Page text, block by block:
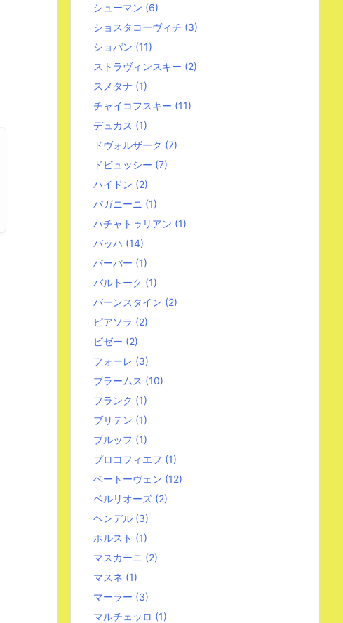
シューマン (6)
ショスタコーヴィチ (3)
ショパン (11)
ストラヴィンスキー (2)
スメタナ (1)
チャイコフスキー (11)
デュカス (1)
ドヴォルザーク (7)
ドビュッシー (7)
ハイドン (2)
パガニーニ (1)
ハチャトゥリアン (1)
バッハ (14)
バーバー (1)
バルトーク (1)
バーンスタイン (2)
ピアソラ (2)
ビゼー (2)
フォーレ (3)
ブラームス (10)
フランク (1)
ブリテン (1)
ブルッフ (1)
プロコフィエフ (1)
ベートーヴェン (12)
ベルリオーズ (2)
ヘンデル (3)
ホルスト (1)
マスカーニ (2)
マスネ (1)
マーラー (3)
マルチェッロ (1)